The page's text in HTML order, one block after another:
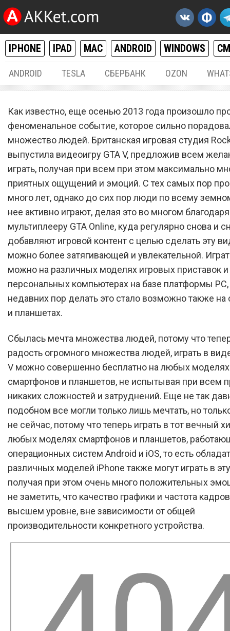
IPHONE IPAD MAC ANDROID WINDOWS
ANDROID TESLA СБЕРБАНК OZON
Grand Theft Auto V
вышла для Android и всех
моделей iPhone
Как известно, еще осенью 2013 года произошло
феноменальное событие, которое сильно
множество людей. Британская игровая студия
выпустила видеоигру GTA V, предложив всем
играть, получая при всем при этом максимально
приятных ощущений и эмоций. С тех самых пор
много лет, однако до сих пор люди по всему
нее активно играют, делая это во многом благодаря
мультиплееру GTA Online, куда регулярно снова и
добавляют игровой контент с целью сделать эту
можно более затягивающей и увлекательной.
можно на различных моделях игровых приставок и
персональных компьютерах на базе платформы
недавних пор делать это стало возможно также на
и планшетах.
Сбылась мечта множества людей, потому что
радость огромного множества людей, играть в
V можно совершенно бесплатно на любых моделях
смартфонов и планшетов, не испытывая при всем
никаких сложностей и затруднений. Еще не так
подобном все могли только лишь мечтать, но
не сейчас, потому что теперь играть в тот вечный
любых моделях смартфонов и планшетов,
операционных систем Android и iOS, то есть
различных моделей iPhone также могут играть в
получая при этом очень много положительных
не заметить, что качество графики и частота
высшем уровне, вне зависимости от общей
производительности конкретного устройства.